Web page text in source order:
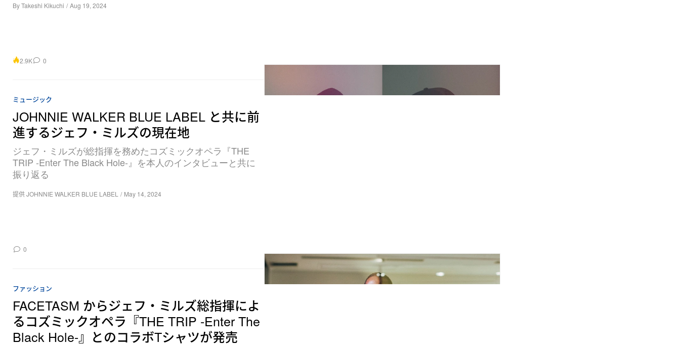
ByTakeshi Kikuchi / Aug 19, 2024
2.9K 0
ミュージック
JOHNNIE WALKER BLUE LABEL と共に前
進するジェフ・ミルズの現在地
ジェフ・ミルズが総指揮を務めたコズミックオペラ『THE
TRIP -Enter The Black Hole-』を本人のインタビューと共に
振り返る
提供 JOHNNIE WALKER BLUE LABEL / May 14, 2024
0
ファッション
FACETASM からジェフ・ミルズ総指揮によ
るコズミックオペラ『THE TRIP -Enter The
Black Hole-』とのコラボTシャツが発売